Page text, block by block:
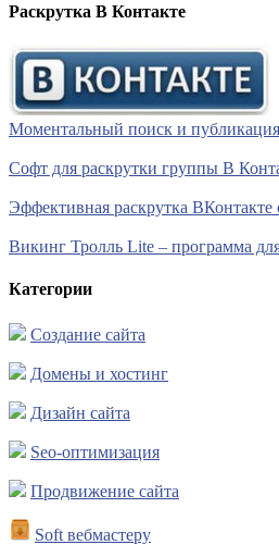
Раскрутка В Контакте
Моментальный поиск и
Софт для раскрутки группы В
Эффективная раскрутка
Викинг Тролль Lite – программа
Категории
Создание сайта
Домены и хостинг
Дизайн сайта
Seo-оптимизация
Продвижение сайта
Soft вебмастеру